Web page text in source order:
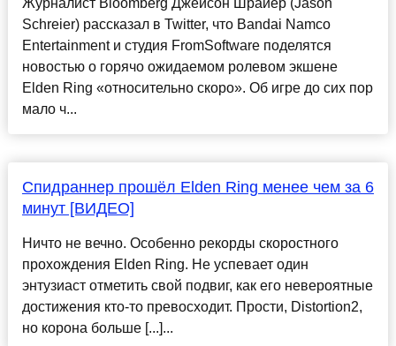
Журналист Bloomberg Джейсон Шрайер (Jason
Schreier) рассказал в Twitter, что Bandai Namco
Entertainment и студия FromSoftware поделятся
новостью о горячо ожидаемом ролевом экшене
Elden Ring «относительно скоро». Об игре до сих пор
мало ч...
Спидраннер прошёл Elden Ring менее чем за 6
минут [ВИДЕО]
Ничто не вечно. Особенно рекорды скоростного
прохождения Elden Ring. Не успевает один
энтузиаст отметить свой подвиг, как его невероятные
достижения кто-то превосходит. Прости, Distortion2,
но корона больше [...]...